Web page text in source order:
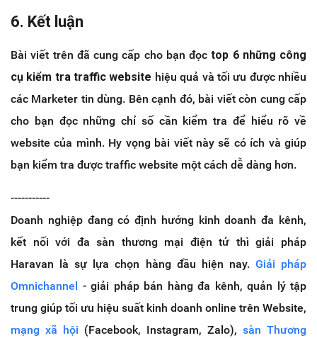
6. Kết luận
Bài viết trên đã cung cấp cho bạn đọctop 6 những công
cụ kiểm tra traffic website hiệu quả và tối ưu được nhiều
các Marketer tin dùng. Bên cạnh đó, bài viết còn cung cấp
cho bạn đọc những chỉ số cần kiểm tra để hiểu rõ về
website của mình. Hy vọng bài viết này sẽ có ích và giúp
bạn kiểm tra được traffic website một cách dễ dàng hơn.
-----------
Doanh nghiệp đang có định hướng kinh doanh đa kênh,
kết nối với đa sàn thương mại điện tử thì giải pháp
Haravan là sự lựa chọn hàng đầu hiện nay. Giải pháp
Omnichannel
- giải pháp bán hàng đa kênh, quản lý tập
trung giúp tối ưu hiệu suất kinh doanh online trên Website,
mạng xã hội (Facebook, Instagram, Zalo), sàn Thương